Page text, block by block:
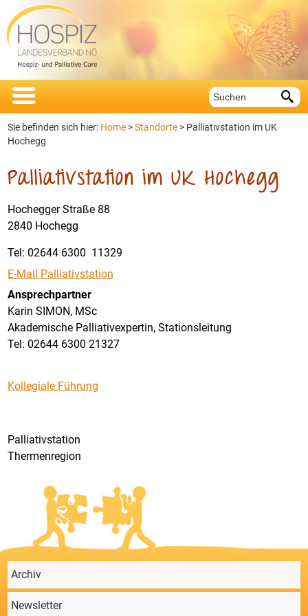
 
Sie befinden sich hier: Home >Standorte > Palliativstation im UK
Hochegg
Palliativstation im UK Hochegg
Hochegger Straße 88
2840 Hochegg
Tel: 02644 6300 11329
E-Mail Palliativstation
Ansprechpartner
Karin SIMON, MSc
Akademische Palliativexpertin, Stationsleitung
Tel: 02644 6300 21327
Kollegiale Führung
Palliativstation
Thermenregion
Archiv
Newsletter